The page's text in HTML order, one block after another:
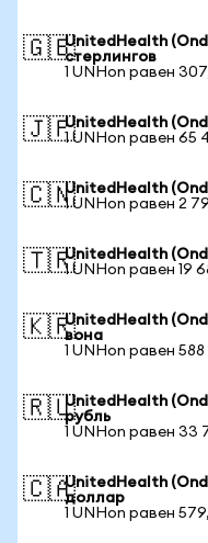
🇬🇧UnitedHealth
стерлингов
1 UNHon равен
🇯🇵UnitedHealth
1 UNHon равен 65
🇨🇳UnitedHealth
1 UNHon равен 2
🇹🇷UnitedHealth
1 UNHon равен 19
🇰🇷UnitedHealth
вона
1 UNHon равен
🇷🇺UnitedHealth
рубль
1 UNHon равен 33
🇨🇦UnitedHealth
доллар
1 UNHon равен